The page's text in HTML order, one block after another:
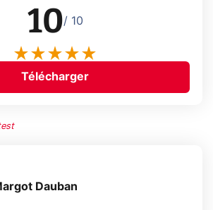
10/ 10
Télécharger
Dauban